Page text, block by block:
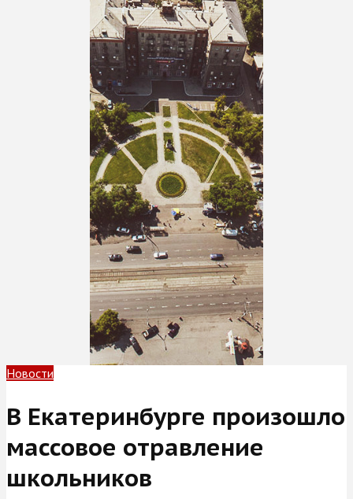
Новости
В Екатеринбурге произошло
массовое отравление
школьников